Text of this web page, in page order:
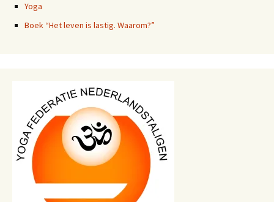
Yoga
Boek “Het leven is lastig. Waarom?”